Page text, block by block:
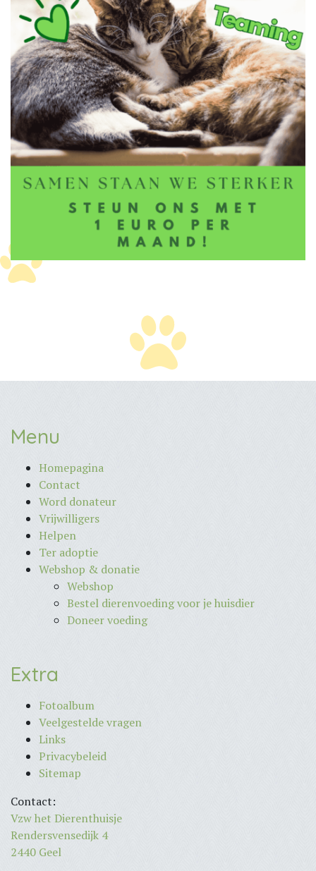
Menu
Homepagina
Contact
Word donateur
Vrijwilligers
Helpen
Ter adoptie
Webshop & donatie
Webshop
Bestel dierenvoeding voor je huisdier
Doneer voeding
Extra
Fotoalbum
Veelgestelde vragen
Links
Privacybeleid
Sitemap
Contact:
Vzw het Dierenthuisje
Rendersvensedijk 4
2440 Geel